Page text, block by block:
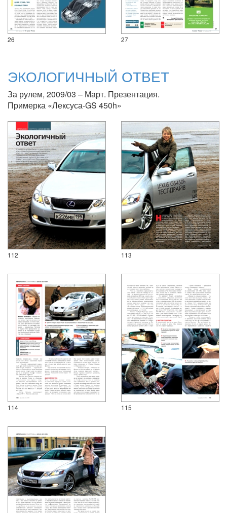
26 27
ЭКОЛОГИЧНЫЙ ОТВЕТ
За рулем, 2009/03 – Март. Презентация.
Примерка «Лексуса-GS 450h»
112 113
114 115